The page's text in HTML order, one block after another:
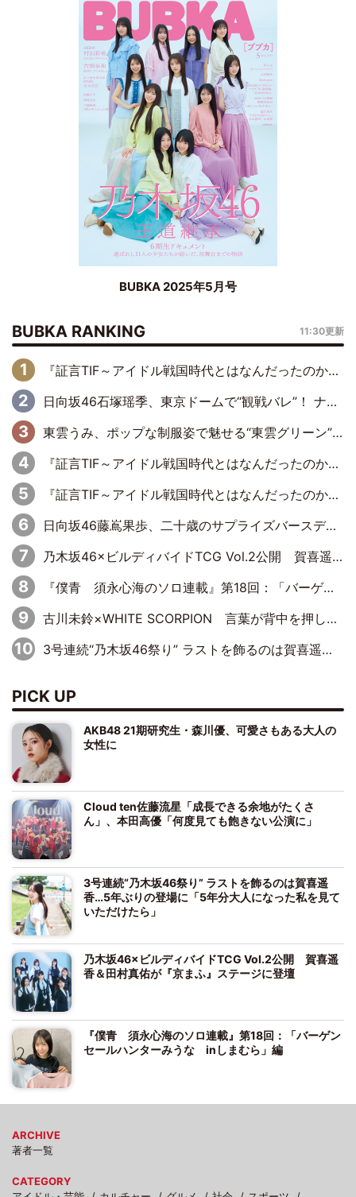
BUBKA 2025年5月号
BUBKA RANKING 11:30更新
『証言TIF～アイドル戦国時代とはなんだったのか～』第6回：でんぱ組.inc・古川未鈴×相沢梨紗「『ハロプロやりたかったな』って言ったら、夢眠ねむさんに『てめえはでんぱ組．incなんだよ！』って肩パンされて(笑)」
日向坂46石塚瑶季、東京ドームで“観戦バレ”！ ナイツ・塙も認めた「巨人に詳しすぎるアイドル」は元VENUSスクール生で杉内コーチ推し⁉
東雲うみ、ポップな制服姿で魅せる“東雲グリーン”の正体
『証言TIF～アイドル戦国時代とはなんだったのか～』第8回：Negicco・Nao☆×Megu×Kaede「東京からオファーが来たのと、梨の皮剥きとどっちが大事なんだって」
『証言TIF～アイドル戦国時代とはなんだったのか～』第10回：さくら学院・武藤彩未×飯田らうら「正直、中3で辞めるというのを信じてなくて。そう言われてはいたけど、嘘でしょって」
日向坂46藤嶌果歩、二十歳のサプライズバースデーに大喜び「頼られる先輩になれるように努力していきたい」
乃木坂46×ビルディバイドTCG Vol.2公開 賀喜遥香＆田村真佑が『京まふ』ステージに登壇
『僕青 須永心海のソロ連載』第18回：「バーゲンセールハンターみうな inしまむら」編
古川未鈴×WHITE SCORPION 言葉が背中を押した“それぞれの決意”
3号連続“乃木坂46祭り” ラストを飾るのは賀喜遥香…5年ぶりの登場に「5年分大人になった私を見ていただけたら」
PICK UP
AKB48 21期研究生・森川優、可愛さもある大人の
女性に
Cloud ten佐藤流星「成長できる余地がたくさ
ん」、本田高優「何度見ても飽きない公演に」
3号連続“乃木坂46祭り” ラストを飾るのは賀喜遥
香…5年ぶりの登場に「5年分大人になった私を見て
いただけたら」
乃木坂46×ビルディバイドTCG Vol.2公開 賀喜遥
香＆田村真佑が『京まふ』ステージに登壇
『僕青 須永心海のソロ連載』第18回：「バーゲン
セールハンターみうな inしまむら」編
ARCHIVE
著者一覧
CATEGORY